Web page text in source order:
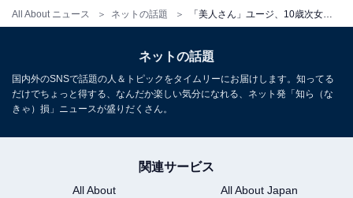
All About ニュース ネットの話題
ネットの話題
国内外のSNSで話題の人＆トピックをタイムリーにお届けします。知ってる
だけでちょっと得する、なんだか楽しい気分になれる、ネット発「知ら（な
きゃ）損」ニュースが盛りだくさん。
関連サービス
All About
All About Japan